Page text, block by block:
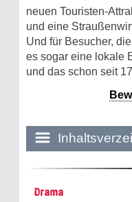
neuen Touristen-
und eine
Und für Besucher,
es sogar eine lokale
und das schon seit
Drama